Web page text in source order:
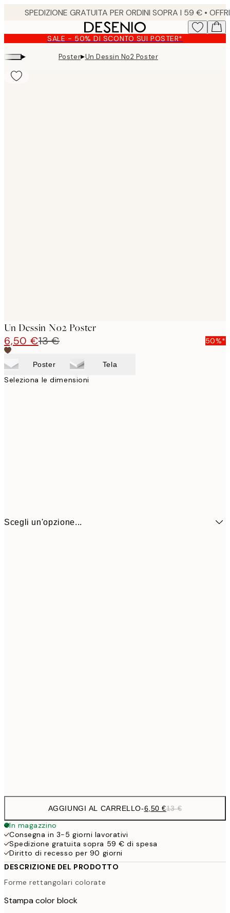
content.
SALE - 50% DI SCONTO SUI POSTER*
▸ Poster▸Un Dessin No2 Poster
Un Dessin No2 Poster
6,50 €13 € 50%*
Poster Tela
Seleziona le dimensioni
Scegli un'opzione...
AGGIUNGI AL CARRELLO-6,50 €13 €
In magazzino
Consegna in 3-5 giorni lavorativi
Spedizione gratuita sopra 59 € di spesa
Diritto di recesso per 90 giorni
DESCRIZIONE DEL PRODOTTO
Forme rettangolari colorate
Stampa color block